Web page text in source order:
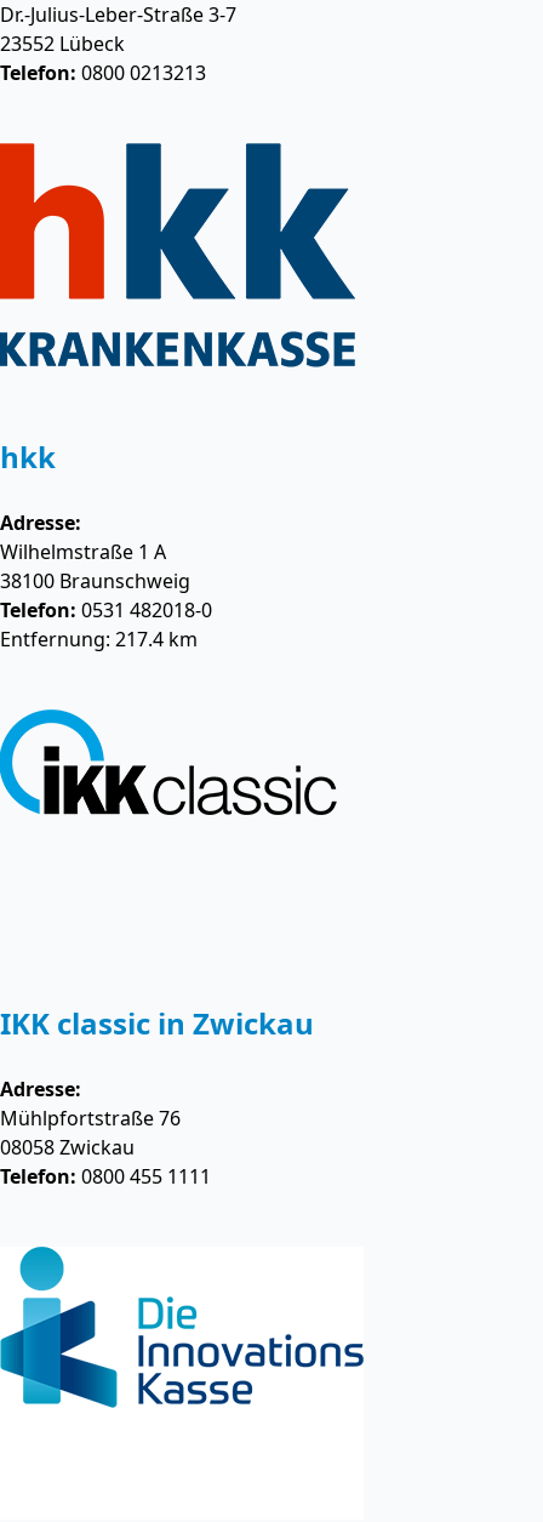
Dr.-Julius-Leber-Straße 3-7
23552 Lübeck
Telefon: 0800 0213213
hkk
Adresse:
Wilhelmstraße 1 A
38100 Braunschweig
Telefon: 0531 482018-0
Entfernung: 217.4 km
IKK classic in Zwickau
Adresse:
Mühlpfortstraße 76
08058Zwickau
Telefon: 0800 455 1111